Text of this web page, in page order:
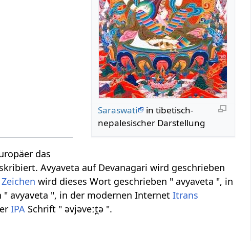
Saraswati
in tibetisch-
nepalesischer Darstellung
das
Avyaveta auf Devanagari wird geschrieben
wird dieses Wort geschrieben " avyaveta ", in
" avyaveta ", in der modernen InternetItrans
IPA Schrift " əvjəveːt̪ə ".